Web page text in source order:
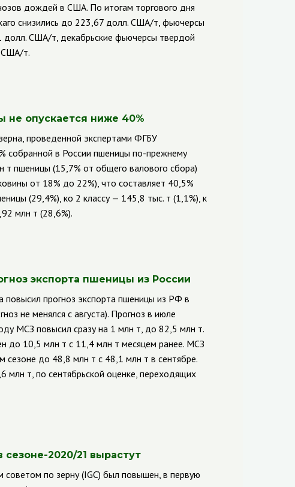
дождей в США. По итогам торгового дня
снизились до 223,67 долл. США/т, фьючерсы
США/т, декабрьские фьючерсы твердой
США/т.
не опускается ниже 40%
проведенной экспертами ФГБУ
собранной в России пшеницы по-прежнему
т пшеницы (15,7% от общего валового сбора)
от 18% до 22%), что составляет 40,5%
(29,4%), ко 2 классу — 145,8 тыс. т (1,1%), к
млн т (28,6%).
экспорта пшеницы из России
прогноз экспорта пшеницы из РФ в
не менялся с августа). Прогноз в июле
МСЗ повысил сразу на 1 млн т, до 82,5 млн т.
до 10,5 млн т с 11,4 млн т месяцем ранее. МСЗ
сезоне до 48,8 млн т с 48,1 млн т в сентябре.
т, по сентябрьской оценке, переходящих
сезоне-2020/21 вырастут
по зерну (IGC) был повышен, в первую